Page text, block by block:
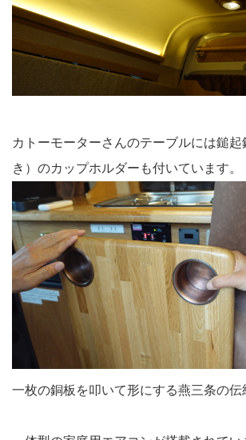
カトーモーターさんのテーブルには鎚起
き）のカップホルダーも付いています。
一枚の銅板を叩いて形にする燕三条の伝